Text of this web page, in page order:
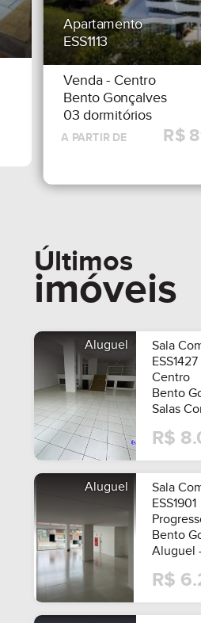
Apartamento
ESS1113
Venda- Centro
Bento Gonçalves
03 dormitórios
Últimos
imóveis
Aluguel
Sala
ESS1427
Centro
Bento
Salas
R$
Aluguel
Sala
ESS1901
Bento
Aluguel
R$